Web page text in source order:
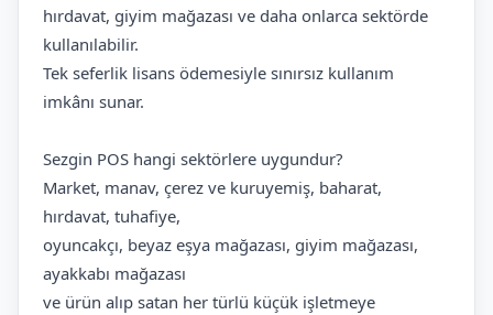
hırdavat, giyim mağazası ve daha onlarca sektörde
kullanılabilir.
Tek seferlik lisans ödemesiyle sınırsız kullanım
imkânı sunar.
Sezgin POS hangi sektörlere uygundur?
Market, manav, çerez ve kuruyemiş, baharat,
hırdavat, tuhafiye,
oyuncakçı, beyaz eşya mağazası, giyim mağazası,
ayakkabı mağazası
ve ürün alıp satan her türlü küçük işletmeye